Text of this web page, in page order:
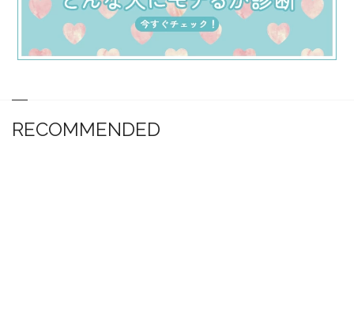
RECOMMENDED